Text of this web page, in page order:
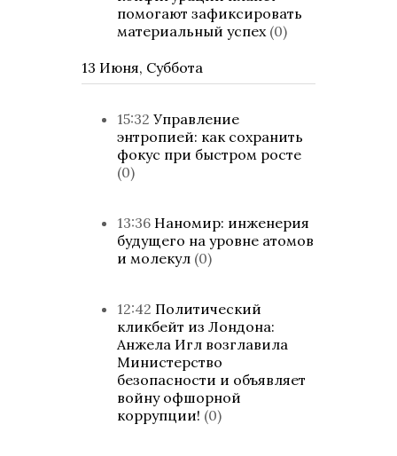
помогают зафиксировать
материальный успех (0)
13 Июня, Суббота
15:32 Управление
энтропией: как сохранить
фокус при быстром росте
(0)
13:36 Наномир: инженерия
будущего на уровне атомов
и молекул (0)
12:42 Политический
кликбейт из Лондона:
Анжела Игл возглавила
Министерство
безопасности и объявляет
войну офшорной
коррупции! (0)